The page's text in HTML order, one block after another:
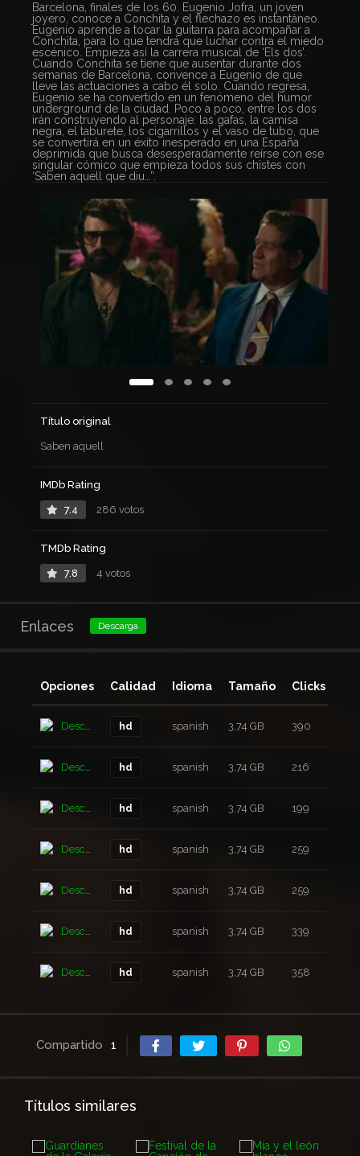
Barcelona, finales de los 60. Eugenio Jofra, un joven
joyero, conoce a Conchita y el flechazo es instantáneo.
Eugenio aprende a tocar la guitarra para acompañar a
Conchita, para lo que tendrá que luchar contra el miedo
escénico. Empieza así la carrera musical de ‘Els dos’.
Cuando Conchita se tiene que ausentar durante dos
semanas de Barcelona, convence a Eugenio de que
lleve las actuaciones a cabo él solo. Cuando regresa,
Eugenio se ha convertido en un fenómeno del humor
underground de la ciudad. Poco a poco, entre los dos
irán construyendo al personaje: las gafas, la camisa
negra, el taburete, los cigarrillos y el vaso de tubo, que
se convertirá en un éxito inesperado en una España
deprimida que busca desesperadamente reírse con ese
singular cómico que empieza todos sus chistes con
‘Saben aquell que diu…”.
Título original
Saben aquell
IMDb Rating
7.4 286 votos
TMDb Rating
7.8 4 votos
Enlaces Descarga
Opciones Calidad Idioma Tamaño Clicks
Descarga hd spanish 3,74 GB 390
Descarga hd spanish 3,74 GB 216
Descarga hd spanish 3,74 GB 199
Descarga hd spanish 3,74 GB 259
Descarga hd spanish 3,74 GB 259
Descarga hd spanish 3,74 GB 339
Descarga hd spanish 3,74 GB 358
Compartido 1
Títulos similares